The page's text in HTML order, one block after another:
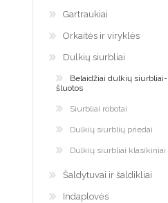
Gartraukiai
Orkaitės ir viryklės
Dulkių siurbliai
Belaidžiai dulkių siurbliai-
šluotos
Siurbliai robotai
Dulkių siurblių priedai
Dulkių siurbliai klasikiniai
Šaldytuvai ir šaldikliai
Indaplovės